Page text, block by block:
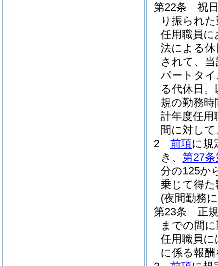
第22条
祝
り振られ
任用職員
法による
されて、
パートタ
る代休日
規の勤務
計年度任
間に対し
2
前項に規
き、 第27
分の125か
乗じて得
(夜間勤務
第23条
正
までの間
任用職員
に係る報